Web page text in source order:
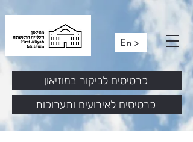
En >
כרטיסים לאירועים ותערוכות
כרטיסים לביקור במוזיאון